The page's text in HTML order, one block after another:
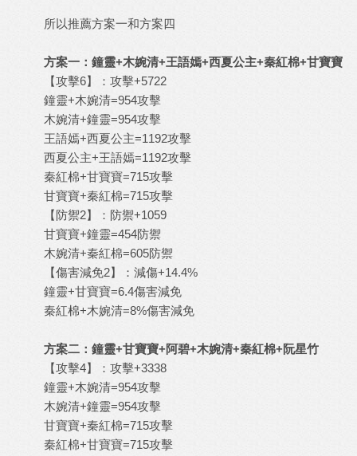
所以推薦方案一和方案四
方案一：鐘靈+木婉清+王語嫣+西夏公主+秦紅棉+甘寶寶
【攻擊6】：攻擊+5722
鐘靈+木婉清=954攻擊
木婉清+鐘靈=954攻擊
王語嫣+西夏公主=1192攻擊
西夏公主+王語嫣=1192攻擊
秦紅棉+甘寶寶=715攻擊
甘寶寶+秦紅棉=715攻擊
【防禦2】：防禦+1059
甘寶寶+鐘靈=454防禦
木婉清+秦紅棉=605防禦
【傷害減免2】：減傷+14.4%
鐘靈+甘寶寶=6.4傷害減免
秦紅棉+木婉清=8%傷害減免
方案二：鐘靈+甘寶寶+阿碧+木婉清+秦紅棉+阮星竹
【攻擊4】：攻擊+3338
鐘靈+木婉清=954攻擊
木婉清+鐘靈=954攻擊
甘寶寶+秦紅棉=715攻擊
秦紅棉+甘寶寶=715攻擊